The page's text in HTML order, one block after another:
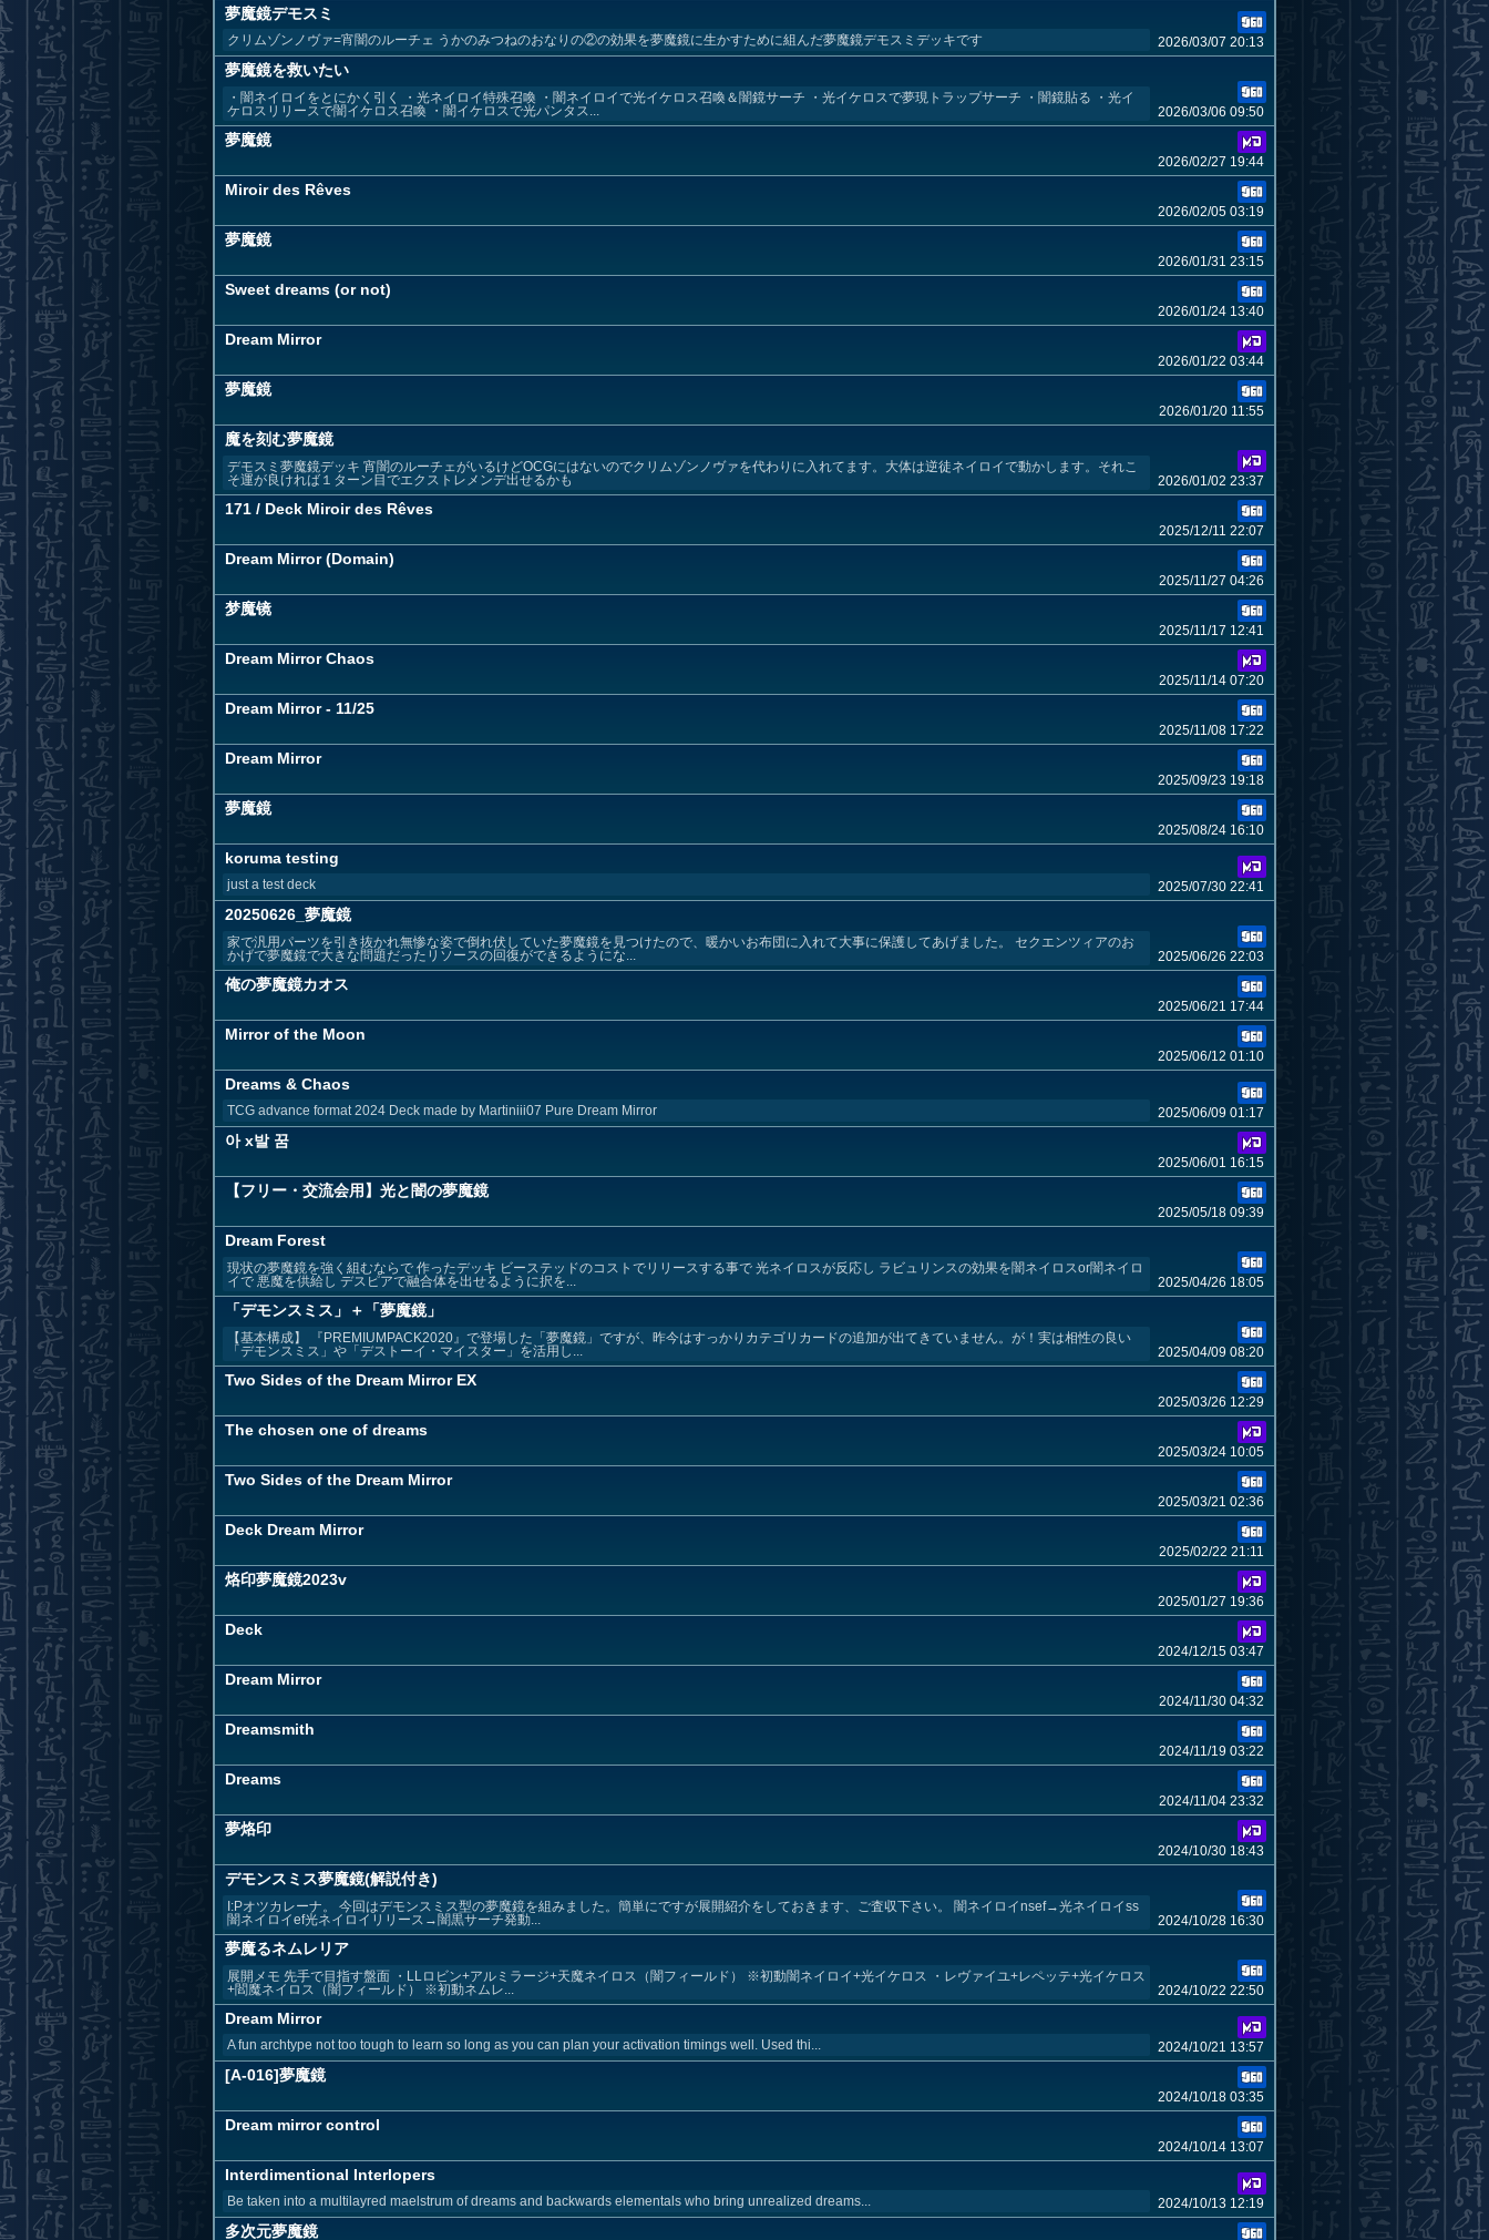
夢魔鏡デモスミ
クリムゾンノヴァ=宵闇のルーチェ うかのみつねのおなりの②の効果を夢魔鏡に生かすために組んだ夢魔鏡デモスミデッキです 2026/03/07 20:13
夢魔鏡を救いたい
・闇ネイロイをとにかく引く ・光ネイロイ特殊召喚 ・闇ネイロイで光イケロス召喚＆闇鏡サーチ ・光イケロスで夢現トラップサーチ ・闇鏡貼る ・光イ
ケロスリリースで闇イケロス召喚 ・闇イケロスで光パンタス...
2026/03/06 09:50
夢魔鏡
2026/02/27 19:44
Miroir des Rêves
2026/02/05 03:19
夢魔鏡
2026/01/31 23:15
Sweet dreams (or not)
2026/01/24 13:40
Dream Mirror
2026/01/22 03:44
夢魔鏡
2026/01/20 11:55
魔を刻む夢魔鏡
デモスミ夢魔鏡デッキ 宵闇のルーチェがいるけどOCGにはないのでクリムゾンノヴァを代わりに入れてます。大体は逆徒ネイロイで動かします。それこ
そ運が良ければ１ターン目でエクストレメンデ出せるかも
2026/01/02 23:37
171 / Deck Miroir des Rêves
2025/12/11 22:07
Dream Mirror (Domain)
2025/11/27 04:26
梦魔镜
2025/11/17 12:41
Dream Mirror Chaos
2025/11/14 07:20
Dream Mirror - 11/25
2025/11/08 17:22
Dream Mirror
2025/09/23 19:18
夢魔鏡
2025/08/24 16:10
koruma testing
just a test deck 2025/07/30 22:41
20250626_夢魔鏡
家で汎用パーツを引き抜かれ無惨な姿で倒れ伏していた夢魔鏡を見つけたので、暖かいお布団に入れて大事に保護してあげました。 セクエンツィアのお
かげで夢魔鏡で大きな問題だったリソースの回復ができるようにな...
2025/06/26 22:03
俺の夢魔鏡カオス
2025/06/21 17:44
Mirror of the Moon
2025/06/12 01:10
Dreams & Chaos
TCG advance format 2024 Deck made by Martiniii07 Pure Dream Mirror 2025/06/09 01:17
아 x발 꿈
2025/06/01 16:15
【フリー・交流会用】光と闇の夢魔鏡
2025/05/18 09:39
Dream Forest
現状の夢魔鏡を強く組むならで 作ったデッキ ビーステッドのコストでリリースする事で 光ネイロスが反応し ラビュリンスの効果を闇ネイロスor闇ネイロ
イで 悪魔を供給し デスピアで融合体を出せるように択を...
2025/04/26 18:05
「デモンスミス」＋「夢魔鏡」
【基本構成】 『PREMIUMPACK2020』で登場した「夢魔鏡」ですが、昨今はすっかりカテゴリカードの追加が出てきていません。が！実は相性の良い
「デモンスミス」や「デストーイ・マイスター」を活用し...
2025/04/09 08:20
Two Sides of the Dream Mirror EX
2025/03/26 12:29
The chosen one of dreams
2025/03/24 10:05
Two Sides of the Dream Mirror
2025/03/21 02:36
Deck Dream Mirror
2025/02/22 21:11
烙印夢魔鏡2023v
2025/01/27 19:36
Deck
2024/12/15 03:47
Dream Mirror
2024/11/30 04:32
Dreamsmith
2024/11/19 03:22
Dreams
2024/11/04 23:32
夢烙印
2024/10/30 18:43
デモンスミス夢魔鏡(解説付き)
I:Pオツカレーナ。 今回はデモンスミス型の夢魔鏡を組みました。簡単にですが展開紹介をしておきます、ご査収下さい。 闇ネイロイnsef→光ネイロイss
闇ネイロイef光ネイロイリリース→闇黒サーチ発動...
2024/10/28 16:30
夢魔るネムレリア
展開メモ 先手で目指す盤面 ・LLロビン+アルミラージ+天魔ネイロス（闇フィールド） ※初動闇ネイロイ+光イケロス ・レヴァイユ+レペッテ+光イケロス
+閻魔ネイロス（闇フィールド） ※初動ネムレ...
2024/10/22 22:50
Dream Mirror
A fun archtype not too tough to learn so long as you can plan your activation timings well. Used thi... 2024/10/21 13:57
[A-016]夢魔鏡
2024/10/18 03:35
Dream mirror control
2024/10/14 13:07
Interdimentional Interlopers
Be taken into a multilayred maelstrum of dreams and backwards elementals who bring unrealized dreams... 2024/10/13 12:19
多次元夢魔鏡